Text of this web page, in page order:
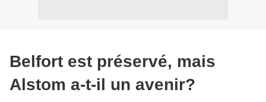
Belfort est préservé, mais
Alstom a-t-il un avenir?